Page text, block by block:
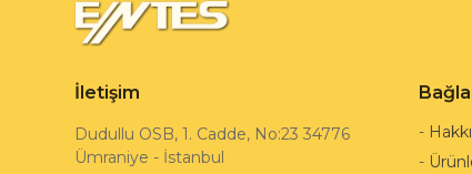
İletişim
Dudullu OSB, 1. Cadde, No:23 34776
Ümraniye - İstanbul
-
-